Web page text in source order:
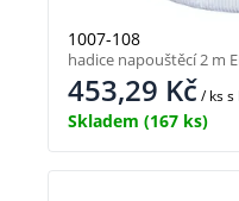
1007-108
453,29 Kč/ kss
Skladem (167 ks)
hadice napouštěcí 2 m